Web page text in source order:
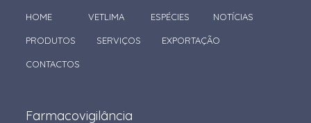
HOME VETLIMA ESPÉCIES NOTÍCIAS
PRODUTOS SERVIÇOS EXPORTAÇÃO
CONTACTOS
Farmacovigilância